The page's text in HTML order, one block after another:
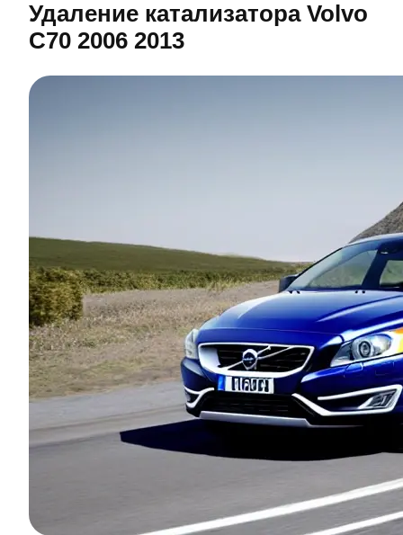
Удаление катализатора Volvo
C70 2006 2013